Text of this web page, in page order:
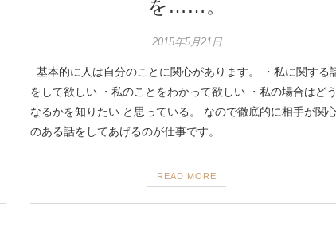
を……。
2015年5月21日
基本的に人は自分のことに関心があります。 ・私に関する
をして欲しい ・私のことをわかって欲しい ・私の場合はどう
なるかを知りたい と思っている。 なので徹底的に相手が関
のある話をしてあげるのが仕事です。…
READ MORE